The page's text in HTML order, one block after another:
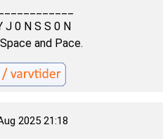
J 0 N S S 0 N
and Pace.
2025 21:18